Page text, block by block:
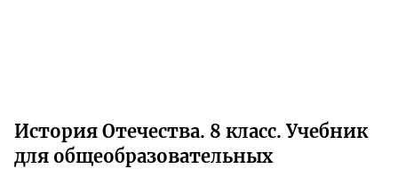
История Отечества. 8 класс. Учебник
для общеобразовательных